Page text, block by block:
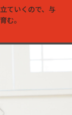
ていくので、与
む。